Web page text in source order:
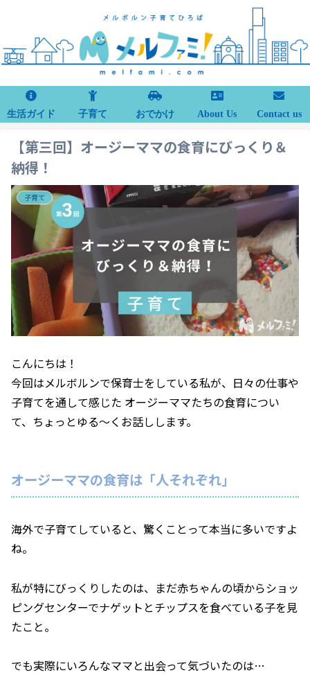
生活ガイド 子育て おでかけ About Us Contact us
【第三回】オージーママの食育にびっくり＆
納得！
子育て
こんにちは！
今回はメルボルンで保育士をしている私が、日々の仕事や
子育てを通して感じた オージーママたちの食育につい
て、ちょっとゆる〜くお話しします。
オージーママの食育は「人それぞれ」
海外で子育てしていると、驚くことって本当に多いですよ
ね。
私が特にびっくりしたのは、まだ赤ちゃんの頃からショッ
ピングセンターでナゲットとチップスを食べている子を見
たこと。
でも実際にいろんなママと出会って気づいたのは…